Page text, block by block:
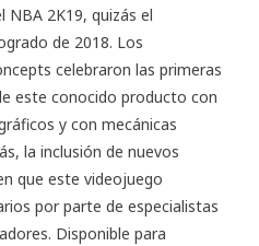
NBA 2K19, quizás el
de 2018. Los
celebraron las primeras
este conocido producto con
y con mecánicas
la inclusión de nuevos
que este videojuego
por parte de especialistas
Disponible para